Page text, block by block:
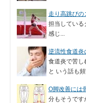
走り高跳び
担当してい
感じ...
逆流性食道炎
食道炎で苦し
と いう話も
O脚改善には
分もそうで